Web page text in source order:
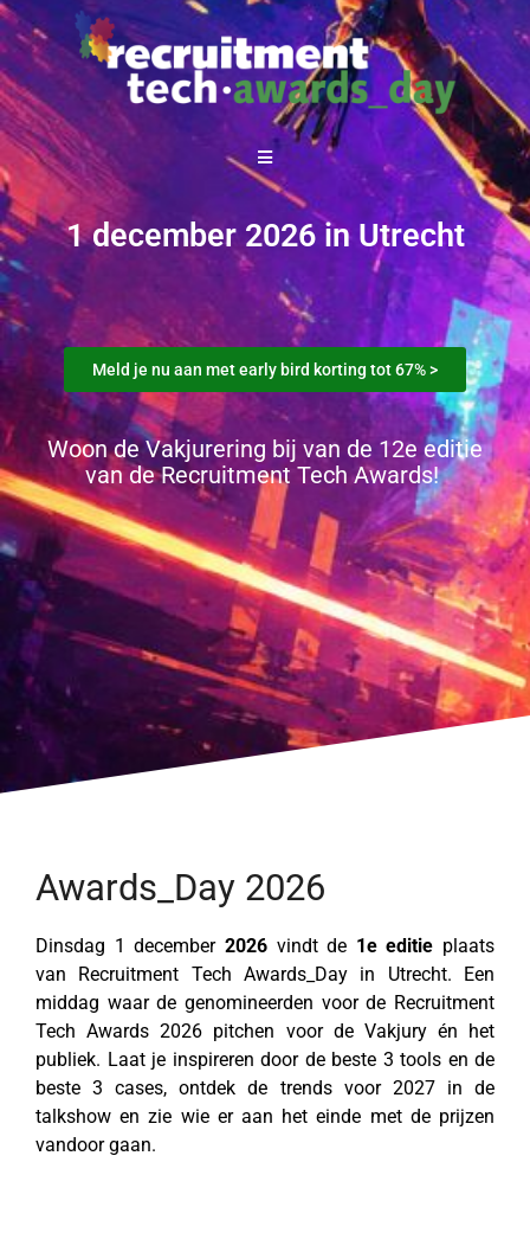
1 december 2026 in Utrecht
Meld je nu aan met early bird korting tot 67% >
Woon de Vakjurering bij van de 12e editie
van de Recruitment Tech Awards!
Awards_Day 2026
Dinsdag 1 december2026vindt de 1e editie plaats
van Recruitment Tech Awards_Day in Utrecht. Een
middag waar de genomineerden voor de Recruitment
Tech Awards 2026 pitchen voor de Vakjury én het
publiek. Laat je inspireren door de beste 3 tools en de
beste 3 cases, ontdek de trends voor 2027 in de
talkshow en zie wie er aan het einde met de prijzen
vandoor gaan.